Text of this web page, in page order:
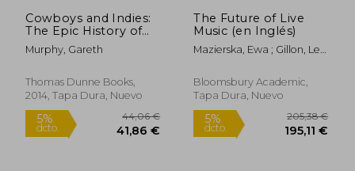
Cowboys and Indies:
The Epic History of
the Record Industry
(en Inglés)
Murphy, Gareth
Thomas Dunne Books,
2014, Tapa Dura, Nuevo
The Future of Live
Music (en Inglés)
Mazierska, Ewa ; Gillon, Les
Bloomsbury Academic,
Tapa Dura, Nuevo